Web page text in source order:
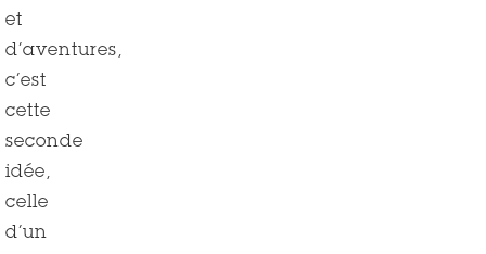
et
d’aventures,
c’est
cette
seconde
idée,
celle
d’un